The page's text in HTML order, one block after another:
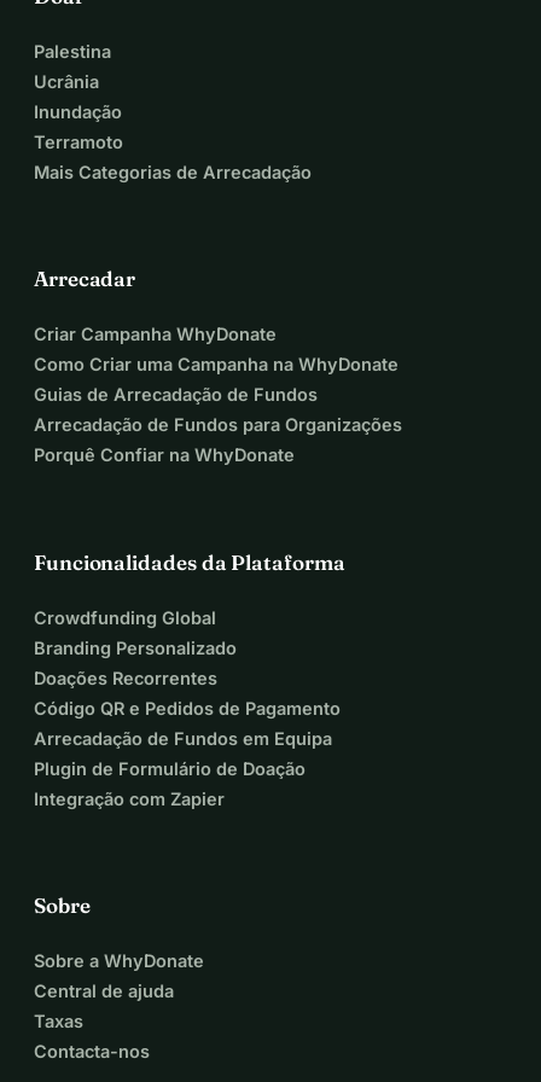
Palestina
Ucrânia
Inundação
Terramoto
Mais Categorias de Arrecadação
Arrecadar
Criar Campanha WhyDonate
Como Criar uma Campanha na WhyDonate
Guias de Arrecadação de Fundos
Arrecadação de Fundos para Organizações
Porquê Confiar na WhyDonate
Funcionalidades da Plataforma
Crowdfunding Global
Branding Personalizado
Doações Recorrentes
Código QR e Pedidos de Pagamento
Arrecadação de Fundos em Equipa
Plugin de Formulário de Doação
Integração com Zapier
Sobre
Sobre a WhyDonate
Central de ajuda
Taxas
Contacta-nos